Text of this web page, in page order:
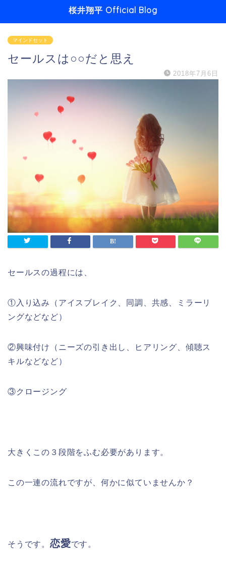
桜井翔平 Official Blog
マインドセット
セールスは○○だと思え
2018年7月6日
セールスの過程には、
①入り込み（アイスブレイク、同調、共感、ミラーリ
ングなどなど）
②興味付け（ニーズの引き出し、ヒアリング、傾聴ス
キルなどなど）
③クロージング
大きくこの３段階をふむ必要があります。
この一連の流れですが、何かに似ていませんか？
そうです。 恋愛です。